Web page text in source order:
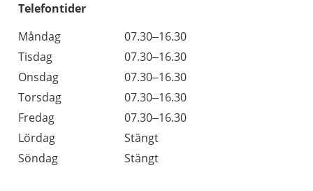
Telefontider
Måndag
07.30–16.30
Tisdag
07.30–16.30
Onsdag
07.30–16.30
Torsdag
07.30–16.30
Fredag
07.30–16.30
Lördag
Stängt
Söndag
Stängt